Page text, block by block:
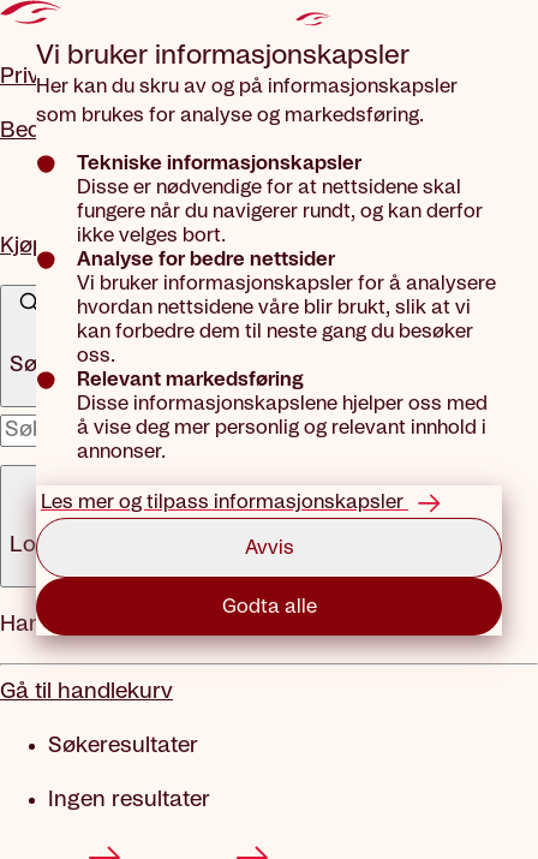
Vi bruker informasjons­kapsler
Her kan du skru av og på informasjonskapsler
som brukes for analyse og markedsføring.
Tekniske informasjonskapsler
Disse er nødvendige for at nettsidene skal
fungere når du navigerer rundt, og kan derfor
ikke velges bort.
Analyse for bedre nettsider
Vi bruker informasjonskapsler for å analysere
hvordan nettsidene våre blir brukt, slik at vi
kan forbedre dem til neste gang du besøker
oss.
Relevant markedsføring
Disse informasjonskapslene hjelper oss med
å vise deg mer personlig og relevant innhold i
annonser.
Les mer og tilpass informasjonskapsler
Avvis
Godta alle
Privat
Bedrift
Kjøp forsikring
Søk
x
Logg inn
Meny
Handlekurv
Gå til handlekurv
Søkeresultater
Ingen resultater